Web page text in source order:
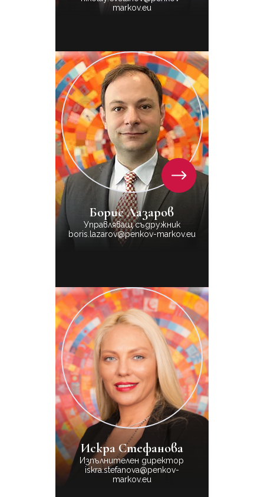
markov.eu
Борис Лазаров
Управляващ съдружник
boris.lazarov@penkov-markov.eu
Искра Стефанова
Изпълнителен директор
iskra.stefanova@penkov-
markov.eu